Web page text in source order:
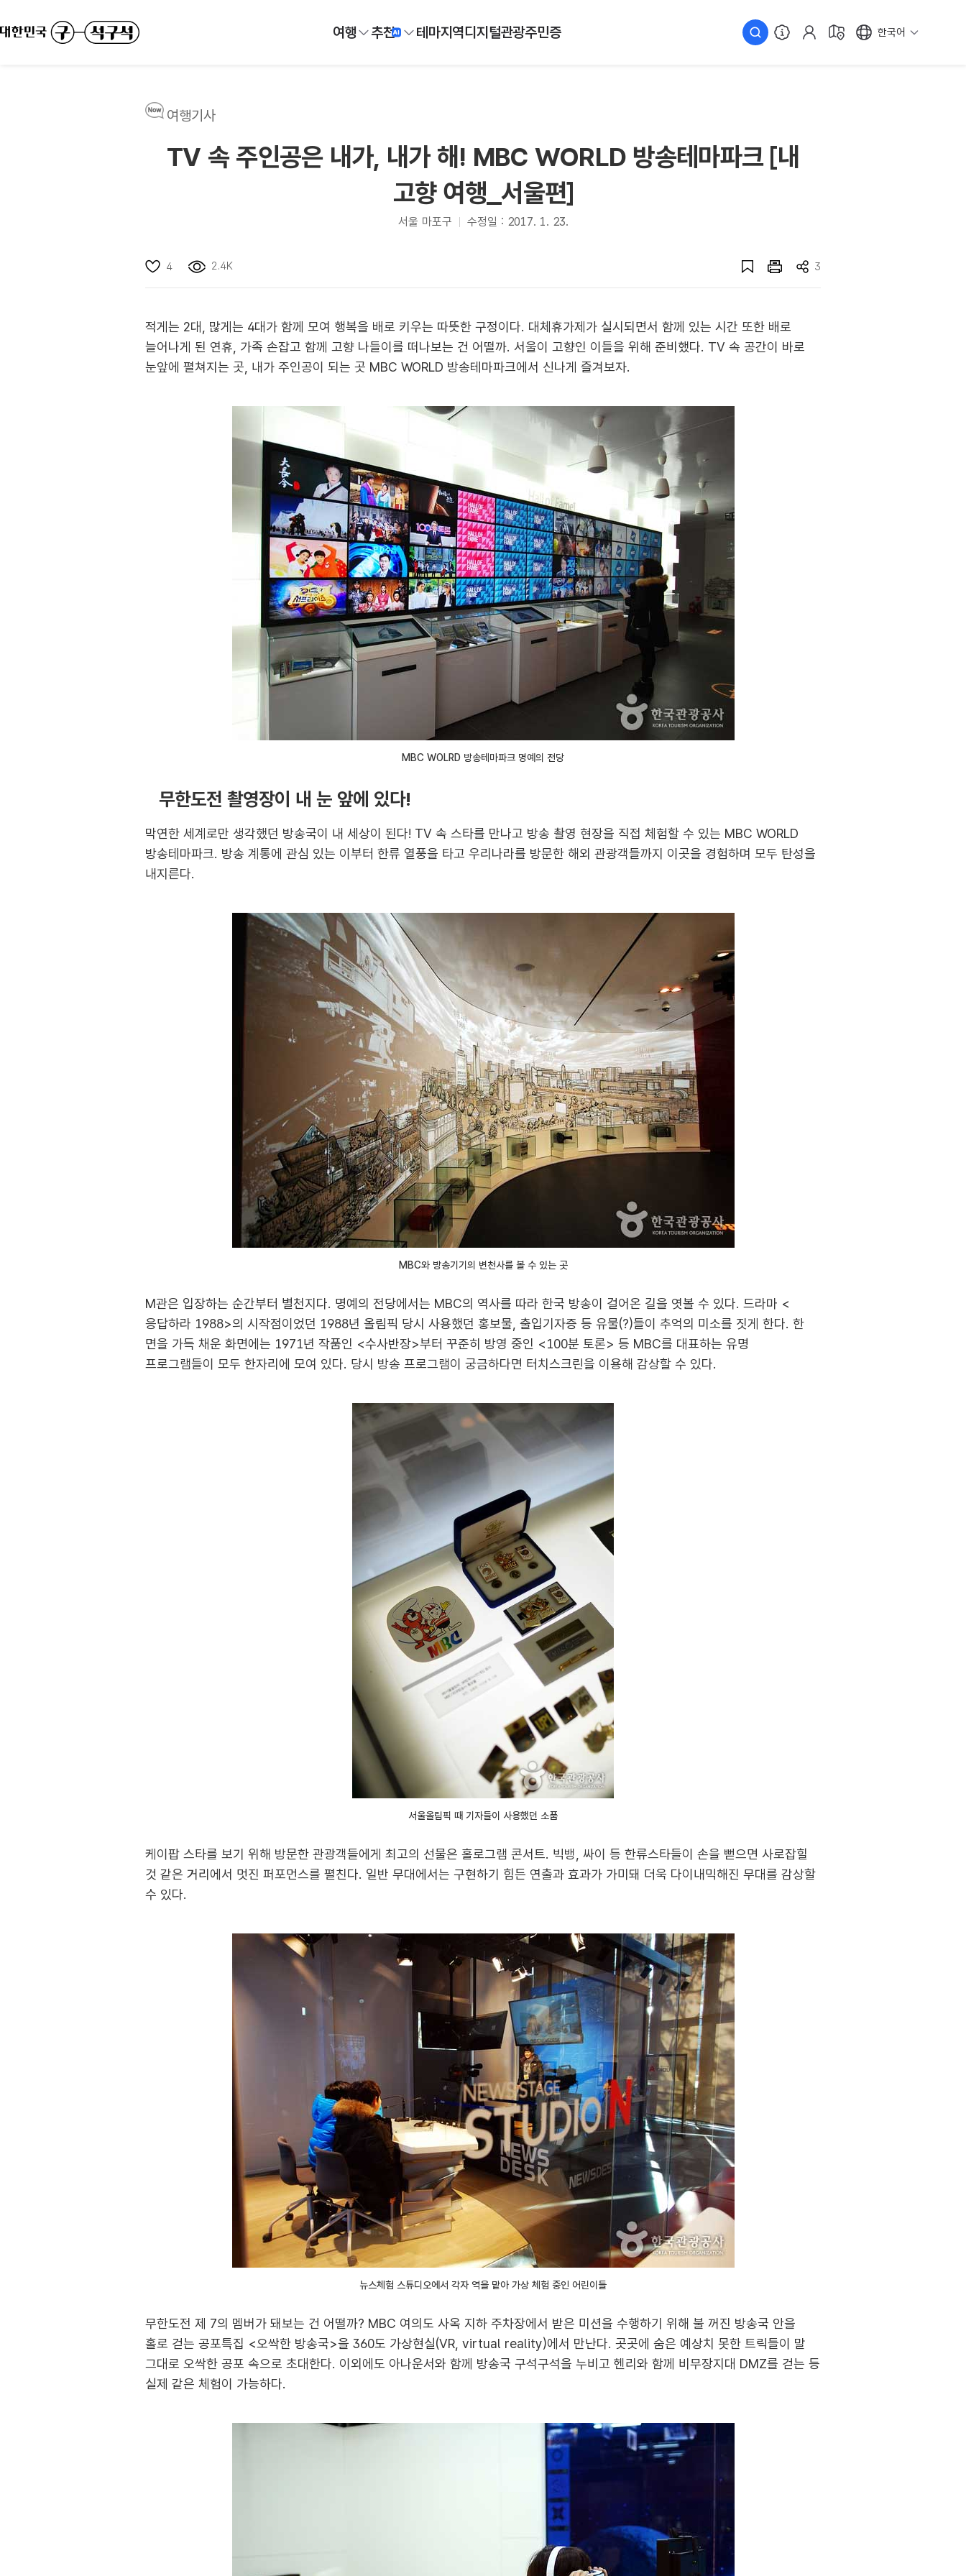
여행 추천 테마지역디지털관광주민증 한국어
여행기사
TV 속 주인공은 내가, 내가 해! MBC WORLD 방송테마파크 [내
고향 여행_서울편]
서울 마포구 수정일 : 2017. 1. 23.
4 2.4K 3
적게는 2대, 많게는 4대가 함께 모여 행복을 배로 키우는 따뜻한 구정이다. 대체휴가제가 실시되면서 함께 있는 시간 또한 배로
늘어나게 된 연휴, 가족 손잡고 함께 고향 나들이를 떠나보는 건 어떨까. 서울이 고향인 이들을 위해 준비했다. TV 속 공간이 바로
눈앞에 펼쳐지는 곳, 내가 주인공이 되는 곳 MBC WORLD 방송테마파크에서 신나게 즐겨보자.
MBC WOLRD 방송테마파크 명예의 전당
무한도전 촬영장이 내 눈 앞에 있다!
막연한 세계로만 생각했던 방송국이 내 세상이 된다! TV 속 스타를 만나고 방송 촬영 현장을 직접 체험할 수 있는 MBC WORLD
방송테마파크. 방송 계통에 관심 있는 이부터 한류 열풍을 타고 우리나라를 방문한 해외 관광객들까지 이곳을 경험하며 모두 탄성을
내지른다.
MBC와 방송기기의 변천사를 볼 수 있는 곳
M관은 입장하는 순간부터 별천지다. 명예의 전당에서는 MBC의 역사를 따라 한국 방송이 걸어온 길을 엿볼 수 있다. 드라마 <
응답하라 1988>의 시작점이었던 1988년 올림픽 당시 사용했던 홍보물, 출입기자증 등 유물(?)들이 추억의 미소를 짓게 한다. 한
면을 가득 채운 화면에는 1971년 작품인 <수사반장>부터 꾸준히 방영 중인 <100분 토론> 등 MBC를 대표하는 유명
프로그램들이 모두 한자리에 모여 있다. 당시 방송 프로그램이 궁금하다면 터치스크린을 이용해 감상할 수 있다.
서울올림픽 때 기자들이 사용했던 소품
케이팝 스타를 보기 위해 방문한 관광객들에게 최고의 선물은 홀로그램 콘서트. 빅뱅, 싸이 등 한류스타들이 손을 뻗으면 사로잡힐
것 같은 거리에서 멋진 퍼포먼스를 펼친다. 일반 무대에서는 구현하기 힘든 연출과 효과가 가미돼 더욱 다이내믹해진 무대를 감상할
수 있다.
뉴스체험 스튜디오에서 각자 역을 맡아 가상 체험 중인 어린이들
무한도전 제 7의 멤버가 돼보는 건 어떨까? MBC 여의도 사옥 지하 주차장에서 받은 미션을 수행하기 위해 불 꺼진 방송국 안을
홀로 걷는 공포특집 <오싹한 방송국>을 360도 가상현실(VR, virtual reality)에서 만난다. 곳곳에 숨은 예상치 못한 트릭들이 말
그대로 오싹한 공포 속으로 초대한다. 이외에도 아나운서와 함께 방송국 구석구석을 누비고 헨리와 함께 비무장지대 DMZ를 걷는 등
실제 같은 체험이 가능하다.